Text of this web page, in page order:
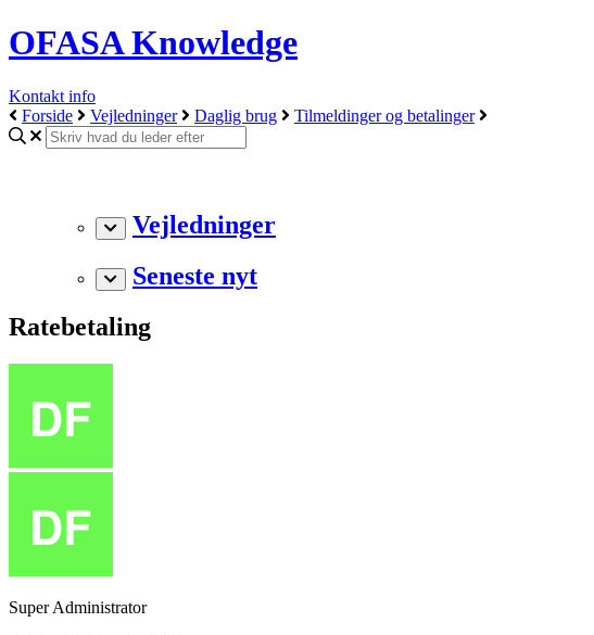
OFASA Knowledge
Kontakt info
Forside
Vejledninger Daglig brug Tilmeldinger og betalinger
Vejledninger
Seneste nyt
Ratebetaling
Super Administrator